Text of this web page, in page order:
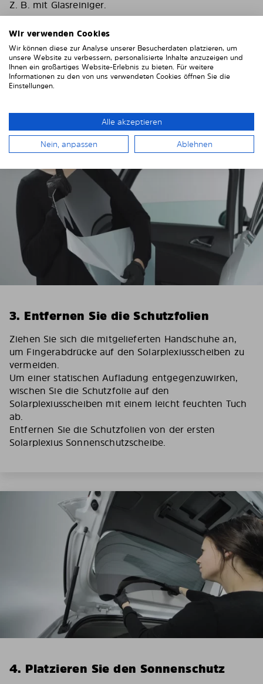
Z. B. mit Glasreiniger.
Um Kratzer an Ihrer Fahrzeugverkleidung zu
vermeiden, kleben Sie diese rund um die Fenster mit
einem festen Klebeband ab. Wir empfehlen
Gewebeklebeband oder Malerkrepp.
3. Entfernen Sie die Schutzfolien
Ziehen Sie sich die mitgelieferten Handschuhe an,
um Fingerabdrücke auf den Solarplexiusscheiben zu
vermeiden.
Um einer statischen Aufladung entgegenzuwirken,
wischen Sie die Schutzfolie auf den
Solarplexiusscheiben mit einem leicht feuchten Tuch
ab.
Entfernen Sie die Schutzfolien von der ersten
Solarplexius Sonnenschutzscheibe.
4. Platzieren Sie den Sonnenschutz
Wir verwenden Cookies
Wir können diese zur Analyse unserer Besucherdaten platzieren, um
unsere Website zu verbessern, personalisierte Inhalte anzuzeigen und
Ihnen ein großartiges Website-Erlebnis zu bieten. Für weitere
Informationen zu den von uns verwendeten Cookies öffnen Sie die
Einstellungen.
Alle akzeptieren
Nein, anpassen Ablehnen